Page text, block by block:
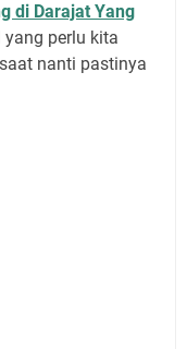
di Darajat Yang
yang perlu kita
nanti pastinya